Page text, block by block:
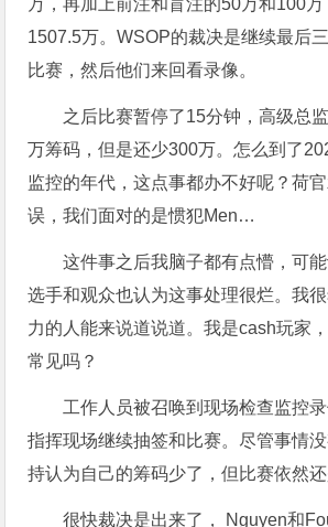
万，再加上前注和盲注的50万和100
1507.5万。WSOP的裁决是继续最后
比赛，然后他们来回看录像。
之后比赛暂停了15分钟，高级总
万筹码，但是还少300万。怎么到了
监控的年代，这点事都办不好呢？荷
误，我们面对的是惯犯Men…
这件事之后我脑子都有点懵，可
选手和观众也认为这事处理很烂。我
力的人能来说道说道。我是cash玩家
常见吗？
工作人员被召唤到现场检查监控
指挥现场继续抽签和比赛。尽管事情
持认为自己的筹码少了，但比赛依然还
很快裁决是出来了， Nguyen和